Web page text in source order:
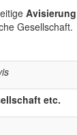
Gesellschaft.
etc.